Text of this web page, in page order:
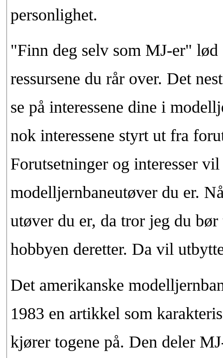
personlighet.
"Finn deg selv som MJ-er"
ressursene du rår over. Det
se på interessene dine i
nok interessene styrt ut fra
Forutsetninger og interesser
modelljernbaneutøver du er.
utøver du er, da tror jeg du
hobbyen deretter. Da vil
Det amerikanske
1983 en artikkel som
kjører togene på. Den deler